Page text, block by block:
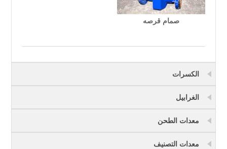
صمام قرصه
الكسرات
الغرابيل
معدات الطحن
معدات التصنيف